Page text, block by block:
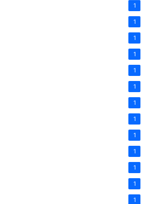
1
1
1
1
1
1
1
1
1
1
1
1
1